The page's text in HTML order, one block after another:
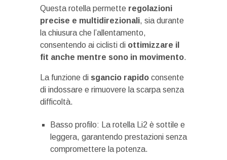
Questa rotella permette regolazioni
precise e multidirezionali, sia durante
la chiusura che l’allentamento,
consentendo ai ciclisti di ottimizzare il
fit anche mentre sono in movimento.
La funzione di sgancio rapido consente
di indossare e rimuovere la scarpa senza
difficoltà.
Basso profilo: La rotella Li2 è sottile e
leggera, garantendo prestazioni senza
compromettere la potenza.